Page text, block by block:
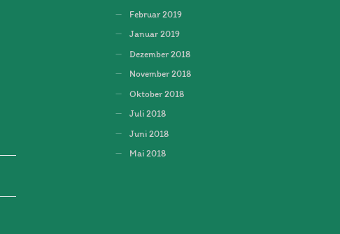
Februar 2019
Januar 2019
Dezember 2018
November 2018
Oktober 2018
Juli 2018
Juni 2018
Mai 2018